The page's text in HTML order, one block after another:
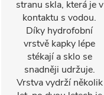
stranu skla, která je v
kontaktu s vodou.
Díky hydrofobní
vrstvě kapky lépe
stékají a sklo se
snadněji udržuje.
Vrstva vydrží několik